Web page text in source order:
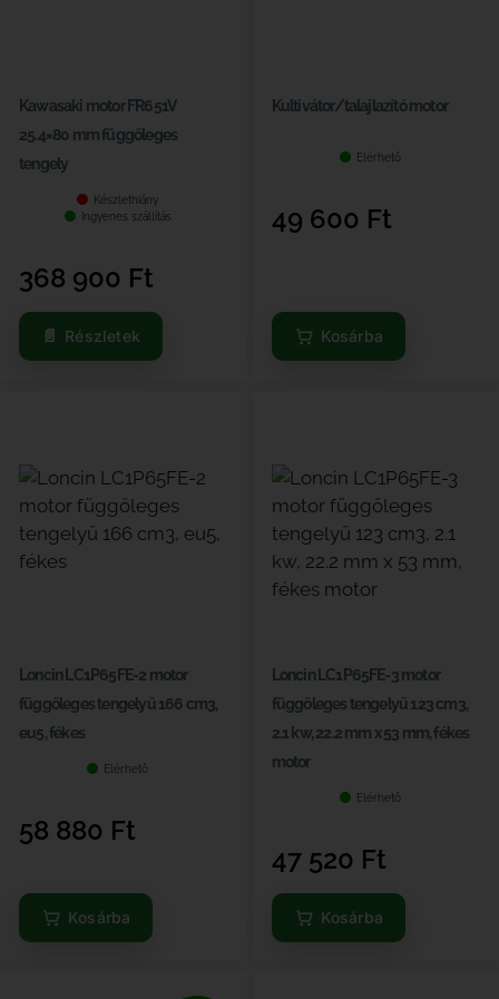
Kawasaki motor FR651V
25.4×80 mm függőleges
tengely
Készlethiány
Ingyenes szállítás
368 900 Ft
Részletek
Kultivátor/talajlazító motor
Elérhető
49 600 Ft
Kosárba
Loncin LC1P65FE-2 motor
függőleges tengelyű 166 cm3,
eu5, fékes
Elérhető
58 880 Ft
Kosárba
Loncin LC1P65FE-3 motor
függőleges tengelyű 123 cm3,
2.1 kw, 22.2 mm x 53 mm, fékes
motor
Elérhető
47 520 Ft
Kosárba